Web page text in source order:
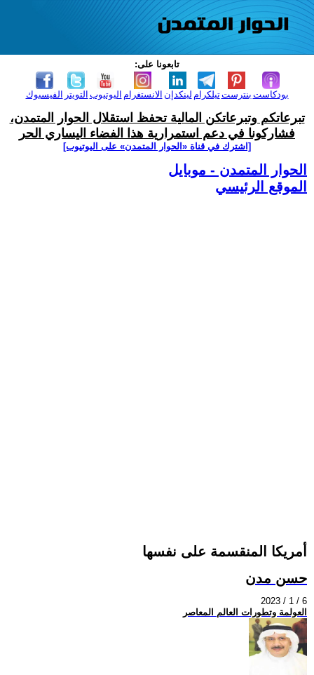
تابعونا على:
الفيسبوك التويتر اليوتيوب الانستغرام لينكدإن تيلكرامبنترست بودكاست
تبرعاتكم وتبرعاتكن المالية تحفظ استقلال الحوار المتمدن،
فشاركونا في دعم استمرارية هذا الفضاء اليساري الحر
[اشترك في قناة ‫«الحوار المتمدن» على اليوتيوب]
الحوار المتمدن - موبايل
الموقع الرئيسي
أمريكا المنقسمة على نفسها
حسن مدن
2023 / 1 / 6
العولمة وتطورات العالم المعاصر